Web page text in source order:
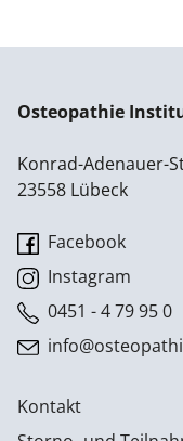
Osteopathie
Konrad-Adenauer-
23558 Lübeck
Facebook
Instagram
0451 - 4 79 95 0
Kontakt